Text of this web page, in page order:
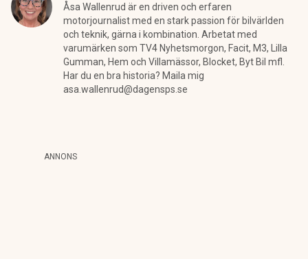
Åsa Wallenrud är en driven och erfaren
motorjournalist med en stark passion för bilvärlden
och teknik, gärna i kombination. Arbetat med
varumärken som TV4 Nyhetsmorgon, Facit, M3, Lilla
Gumman, Hem och Villamässor, Blocket, Byt Bil mfl.
Har du en bra historia? Maila mig
asa.wallenrud@dagensps.se
ANNONS